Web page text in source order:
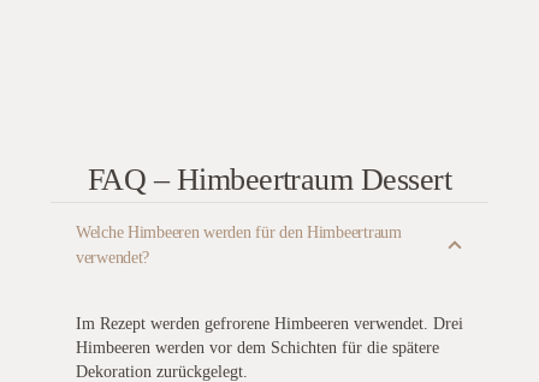
FAQ – Himbeertraum Dessert
Welche Himbeeren werden für den Himbeertraum
verwendet?
Im Rezept werden gefrorene Himbeeren verwendet. Drei
Himbeeren werden vor dem Schichten für die spätere
Dekoration zurückgelegt.